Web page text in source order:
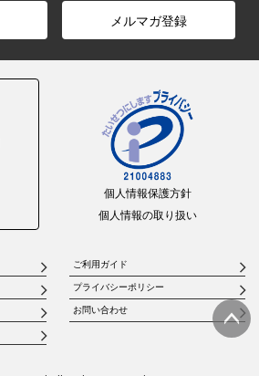
メルマガ登録
個人情報保護方針
個人情報の取り扱い
ご利用ガイド
プライバシーポリシー
お問い合わせ